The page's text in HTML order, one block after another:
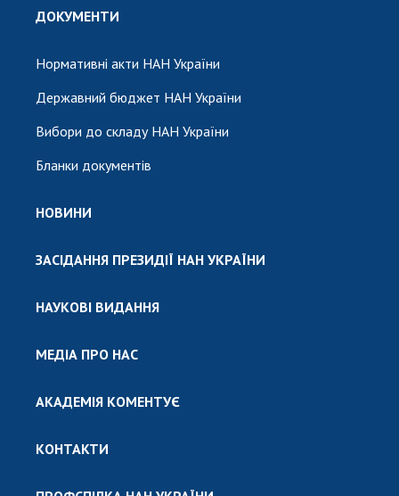
ДОКУМЕНТИ
Нормативні акти НАН України
Державний бюджет НАН України
Вибори до складу НАН України
Бланки документів
НОВИНИ
ЗАСІДАННЯ ПРЕЗИДІЇ НАН УКРАЇНИ
НАУКОВІ ВИДАННЯ
МЕДІА ПРО НАС
АКАДЕМІЯ КОМЕНТУЄ
КОНТАКТИ